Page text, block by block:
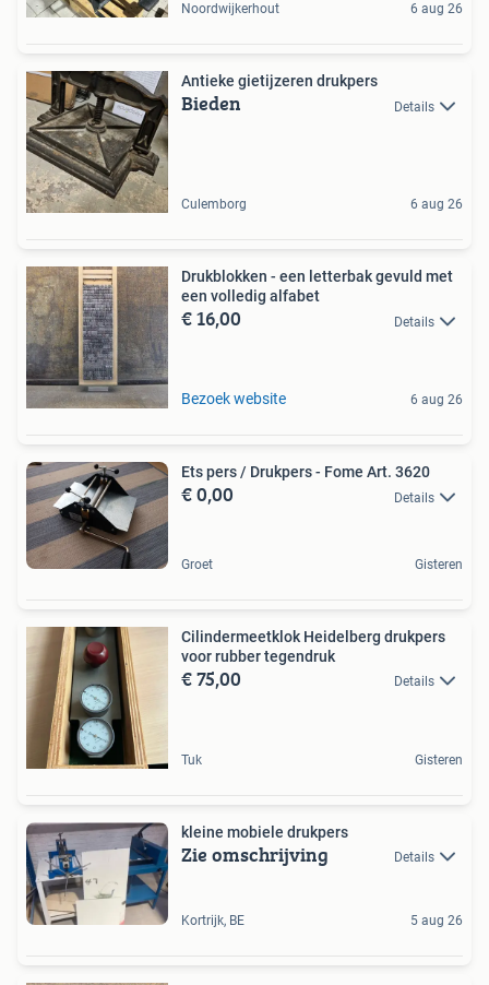
Noordwijkerhout 6 aug 26
Antieke gietijzeren drukpers
Bieden Details
Culemborg 6 aug 26
Drukblokken - een letterbak gevuld met
een volledig alfabet
€ 16,00 Details
Bezoek website 6 aug 26
Ets pers / Drukpers - Fome Art. 3620
€ 0,00 Details
Groet Gisteren
Cilindermeetklok Heidelberg drukpers
voor rubber tegendruk
€ 75,00 Details
Tuk Gisteren
kleine mobiele drukpers
Zie omschrijving Details
Kortrijk, BE 5 aug 26